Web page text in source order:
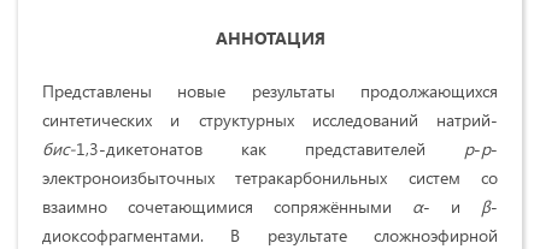
АННОТАЦИЯ
Представлены новые результаты продолжающихся
синтетических и структурных исследований натрий-
бис-1,3-дикетонатов как представителей p-p-
электроноизбыточных тетракарбонильных систем со
взаимно сочетающимися сопряжёнными α- и β-
диоксофрагментами. В результате сложноэфирной